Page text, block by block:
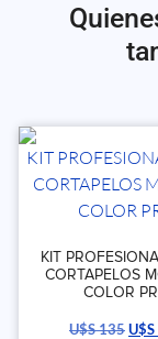
KIT
CORTAPELOS
COLOR
U$S135U$S